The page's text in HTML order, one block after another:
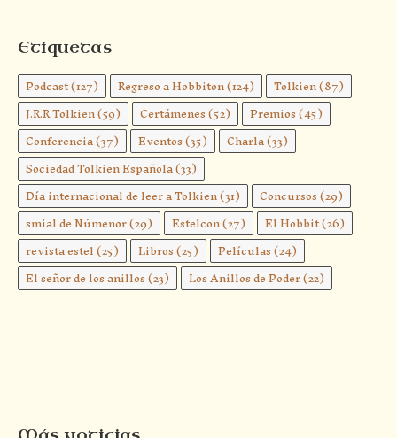
Etiquetas
Podcast(127) Regreso a Hobbiton(124) Tolkien(87)
J.R.R.Tolkien(59) Certámenes(52) Premios(45)
Conferencia(37) Eventos(35) Charla(33)
Sociedad Tolkien Española(33)
Día internacional de leer a Tolkien(31) Concursos(29)
smial de Númenor(29) Estelcon(27) El Hobbit(26)
revista estel(25) Libros(25) Películas(24)
El señor de los anillos(23) Los Anillos de Poder(22)